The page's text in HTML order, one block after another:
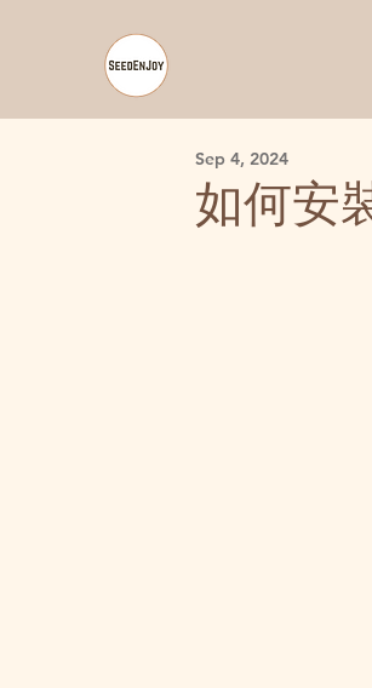
如何安
Sep 4, 2024